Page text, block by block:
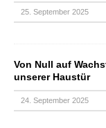
25. September 2025
Von Null auf
unserer Haustür
24. September 2025